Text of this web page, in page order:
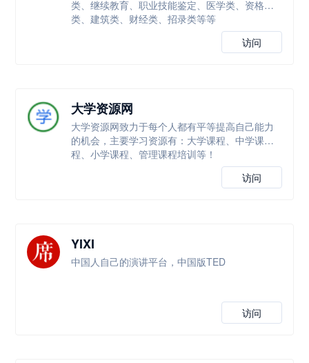
类、继续教育、职业技能鉴定、医学类、资格
类、建筑类、财经类、招录类等等
访问
大学资源网
大学资源网致力于每个人都有平等提高自己能力
的机会，主要学习资源有：大学课程、中学课
程、小学课程、管理课程培训等！
访问
YIXI
中国人自己的演讲平台，中国版TED
访问